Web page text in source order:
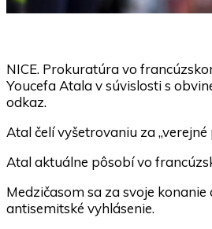
NICE. Prokuratúra vo
Youcefa Atala v súvislosti s
odkaz.
Atal čelí vyšetrovaniu za
Atal aktuálne pôsobí vo
Medzičasom sa za svoje
antisemitské vyhlásenie.